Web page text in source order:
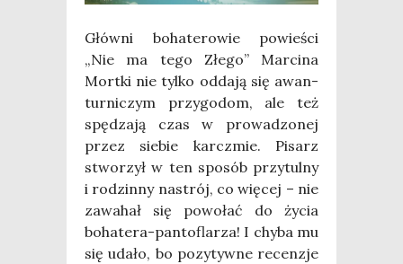
Głów­ni boha­te­ro­wie powie­ści
„Nie ma tego Złe­go” Mar­ci­na
Mort­ki nie tyl­ko odda­ją się awan­
tur­ni­czym przy­go­dom, ale też
spę­dza­ją czas w pro­wa­dzo­nej
przez sie­bie karcz­mie. Pisarz
stwo­rzył w ten spo­sób przy­tul­ny
i rodzin­ny nastrój, co wię­cej – nie
zawa­hał się powo­łać do życia
boha­te­ra-pan­to­fla­rza! I chy­ba mu
się uda­ło, bo pozy­tyw­ne recen­zje